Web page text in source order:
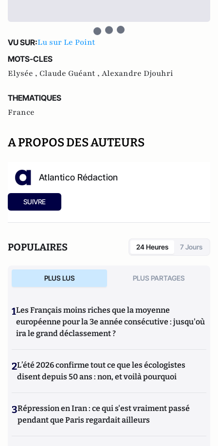
VU SUR:Lu sur Le Point
MOTS-CLES
Elysée , Claude Guéant , Alexandre Djouhri
THEMATIQUES
France
A PROPOS DES AUTEURS
Atlantico Rédaction
SUIVRE
POPULAIRES 24 Heures 7 Jours
PLUS LUS PLUS PARTAGES
1Les Français moins riches que la moyenne
européenne pour la 3e année consécutive : jusqu'où
ira le grand déclassement ?
2L’été 2026 confirme tout ce que les écologistes
disent depuis 50 ans : non, et voilà pourquoi
3Répression en Iran : ce qui s'est vraiment passé
pendant que Paris regardait ailleurs